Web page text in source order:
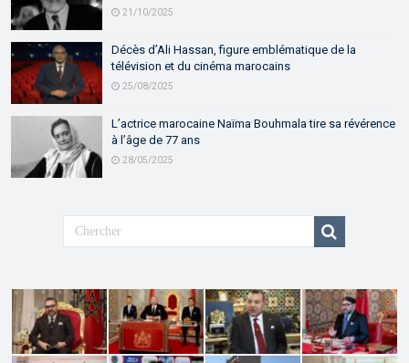
21/10/2025
Décès d’Ali Hassan, figure emblématique de la
télévision et du cinéma marocains
25/08/2025
L’actrice marocaine Naïma Bouhmala tire sa révérence
à l’âge de 77 ans
28/05/2025